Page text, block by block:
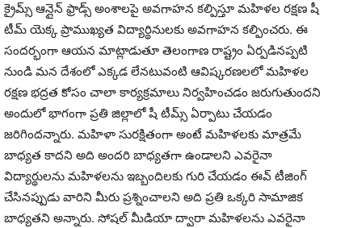
క్రైమ్స్ ఆన్లైన్ ఫ్రాడ్స్ అంశాలపై అవగాహన కల్పిస్తూ మహిళల రక్షణ షీ
టీమ్ యెక్క ప్రాముఖ్యత విద్యార్థినులకు అవగాహన కల్పించరు. ఈ
సందర్భంగా ఆయన మాట్లాడుతూ తెలంగాణ రాష్ట్రం ఏర్పడినప్పటి
నుండి మన దేశంలో ఎక్కడ లేనటువంటి ఆవిష్కరణలలో మహిళల
రక్షణ భద్రత కోసం చాలా కార్యక్రమాలు నిర్వహించడం జరుగుతుందని
అందులో భాగంగా ప్రతి జిల్లాలో షీ టీమ్స్ ఏర్పాటు చేయడం
జరిగిందన్నారు. మహిళా సురక్షితంగా అంటే మహిళలకు మాత్రమే
బాధ్యత కాదని అది అందరి బాధ్యతగా ఉండాలని ఎవరైనా
విద్యార్థులను మహిళలను ఇబ్బందిలకు గురి చేయడం ఈవ్ టీజింగ్
చేసినప్పుడు వారిని మీరు ప్రశ్నించాలని అది ప్రతి ఒక్కరి సామాజిక
బాధ్యతని అన్నారు. సోషల్ మీడియా ద్వారా మహిళలను ఎవరైనా